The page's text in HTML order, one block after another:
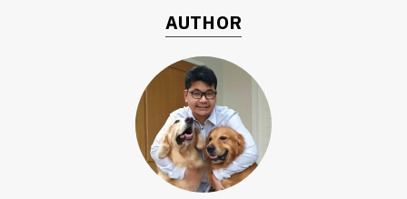
AUTHOR